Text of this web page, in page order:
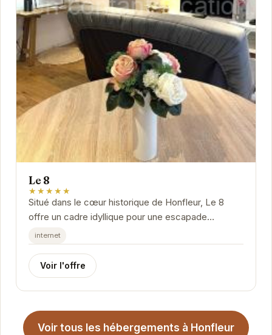
Le 8
★★★★★
Situé dans le cœur historique de Honfleur, Le 8
offre un cadre idyllique pour une escapade
romantique ou des vacances en famille. Avec son
ambiance...
internet
Voir l'offre
Voir tous les hébergements à Honfleur